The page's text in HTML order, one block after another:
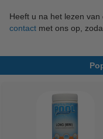
Heeft u na het lezen
contact met ons op,